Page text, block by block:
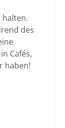
halten.
des
Cafés,
haben!